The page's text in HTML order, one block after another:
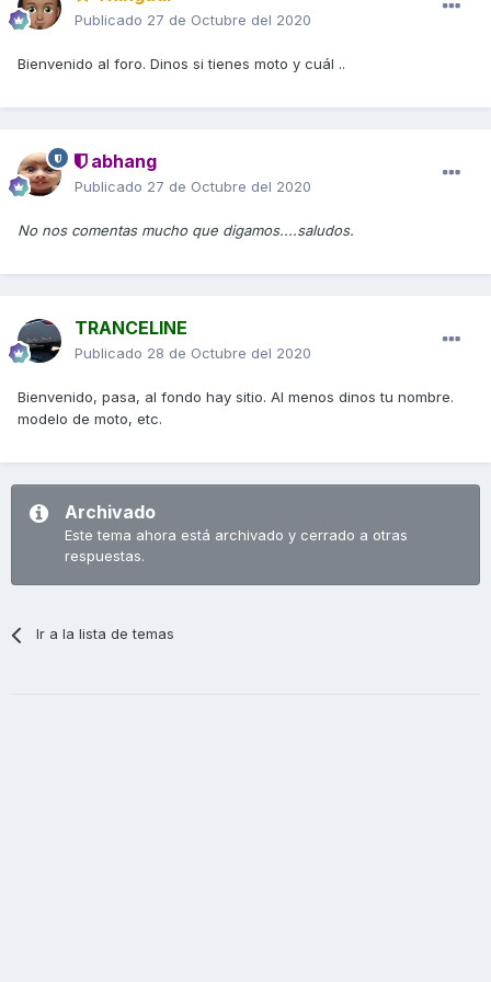
Publicado 27 de Octubre del 2020
Bienvenido al foro. Dinos si tienes moto y cuál ..
abhang
Publicado 27 de Octubre del 2020
No nos comentas mucho que digamos....saludos.
TRANCELINE
Publicado 28 de Octubre del 2020
Bienvenido, pasa, al fondo hay sitio. Al menos dinos tu nombre.
modelo de moto, etc.
Archivado
Este tema ahora está archivado y cerrado a otras
respuestas.
Ir a la lista de temas